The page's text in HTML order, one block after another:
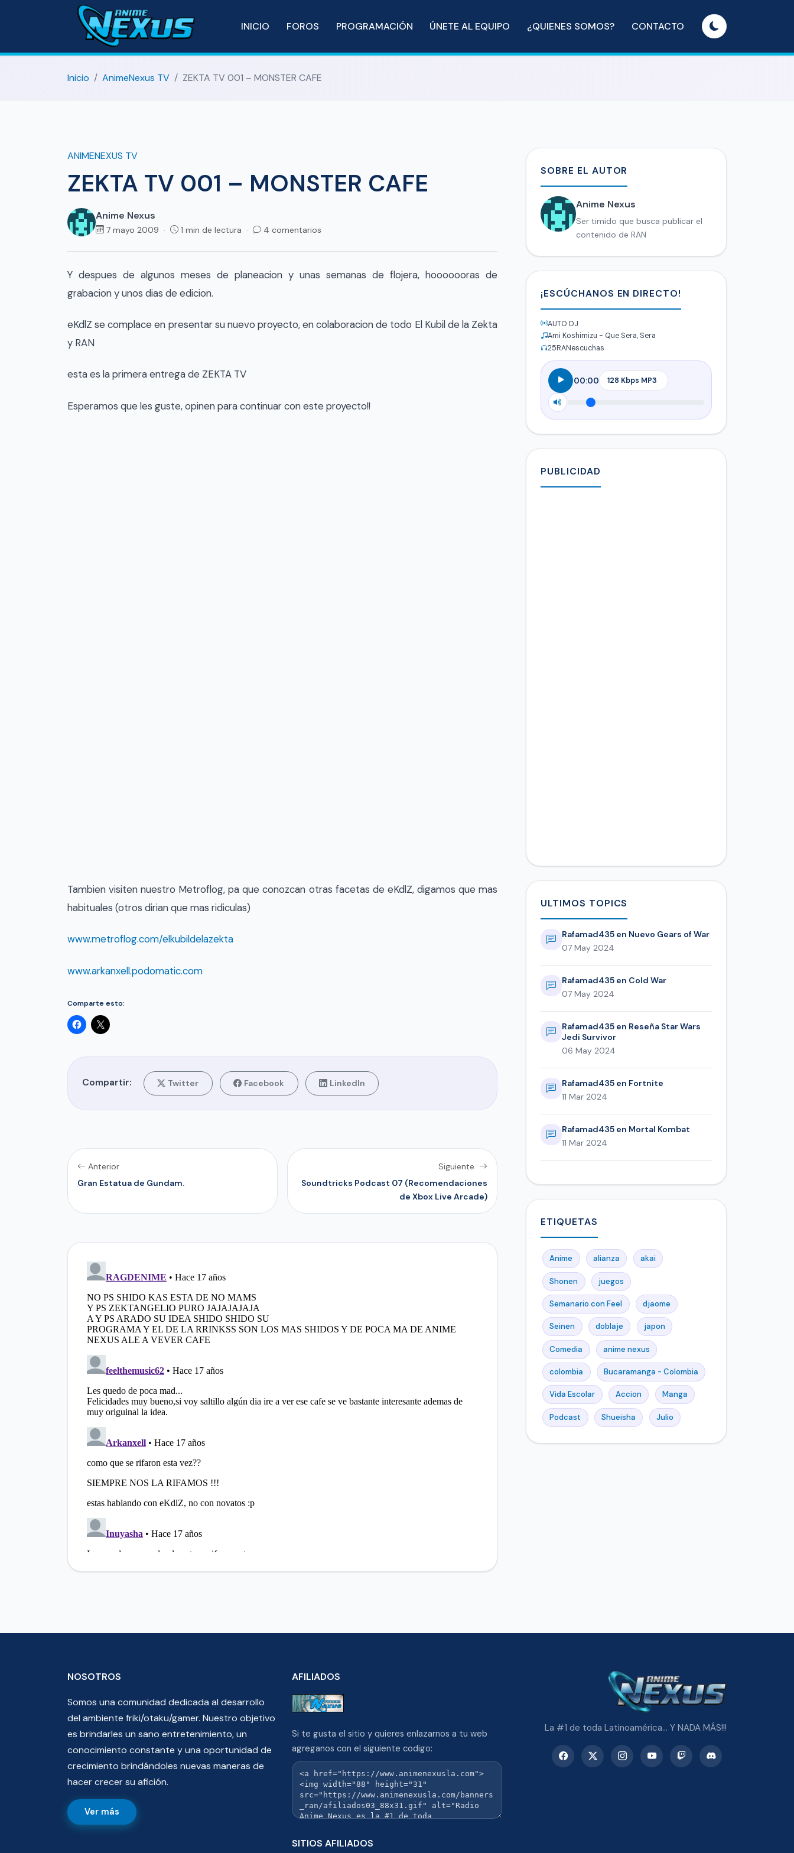
INICIO FOROS PROGRAMACIÓN ÚNETE AL EQUIPO ¿QUIENES SOMOS? CONTACTO
Inicio AnimeNexus TV ZEKTA TV 001 – MONSTER CAFE
ANIMENEXUS TV
ZEKTA TV 001 – MONSTER CAFE
Anime Nexus
7 mayo 2009 · 1 min de lectura · 4 comentarios
Y despues de algunos meses de planeacion y unas semanas de flojera, hooooooras de
grabacion y unos dias de edicion.
eKdlZ se complace en presentar su nuevo proyecto, en colaboracion de todo El Kubil de la Zekta
y RAN
esta es la primera entrega de ZEKTA TV
Esperamos que les guste, opinen para continuar con este proyecto!!
Tambien visiten nuestro Metroflog, pa que conozcan otras facetas de eKdlZ, digamos que mas
habituales (otros dirian que mas ridiculas)
www.metroflog.com/elkubildelazekta
www.arkanxell.podomatic.com
Comparte esto:
Compartir: Twitter Facebook LinkedIn
Anterior
Gran Estatua de Gundam.
Siguiente
Soundtricks Podcast 07 (Recomendaciones
de Xbox Live Arcade)
SOBRE EL AUTOR
Anime Nexus
Ser timido que busca publicar el
contenido de RAN
¡ESCÚCHANOS EN DIRECTO!
AUTO DJ
Ami Koshimizu - Que Sera, Sera
25RANescuchas
00:00
PUBLICIDAD
ULTIMOS TOPICS
Rafamad435 en Nuevo Gears of War
07 May 2024
Rafamad435 en Cold War
07 May 2024
Rafamad435 en Reseña Star Wars
Jedi Survivor
06 May 2024
Rafamad435 en Fortnite
11 Mar 2024
Rafamad435 en Mortal Kombat
11 Mar 2024
ETIQUETAS
Anime alianza akai
Shonen juegos
Semanario con Feel djaome
Seinen doblaje japon
Comedia anime nexus
colombia Bucaramanga - Colombia
Vida Escolar Accion Manga
Podcast Shueisha Julio
NOSOTROS
Somos una comunidad dedicada al desarrollo
del ambiente friki/otaku/gamer. Nuestro objetivo
es brindarles un sano entretenimiento, un
conocimiento constante y una oportunidad de
crecimiento brindándoles nuevas maneras de
hacer crecer su afición.
Ver más
AFILIADOS
Si te gusta el sitio y quieres enlazarnos a tu web
agreganos con el siguiente codigo:
SITIOS AFILIADOS
La #1 de toda Latinoamérica... Y NADA MÁS!!!